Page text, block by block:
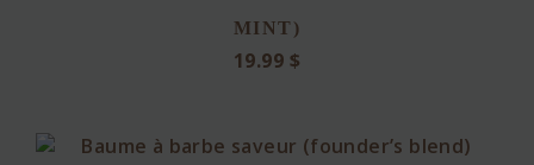
MINT)
19.99 $